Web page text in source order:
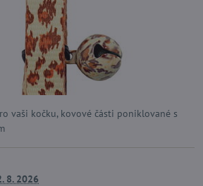
vaši kočku, kovové části poniklované s
8. 2026